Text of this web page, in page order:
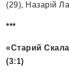
(29), Назарій
***
«Старий
(3:1)